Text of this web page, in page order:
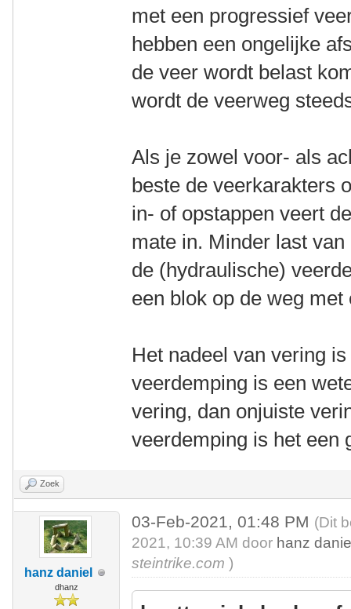
met een progressief
hebben een ongelijke
de veer wordt belast
wordt de veerweg
Als je zowel voor- als
beste de veerkarakters
in- of opstappen veert
mate in. Minder last
de (hydraulische)
een blok op de weg
Het nadeel van vering
veerdemping is een
vering, dan onjuiste
veerdemping is het een
Zoek
hanz daniel
dhanz
03-Feb-2021, 01:48 PM (Dit
2021, 10:39 AM door hanz
steintrike.com )